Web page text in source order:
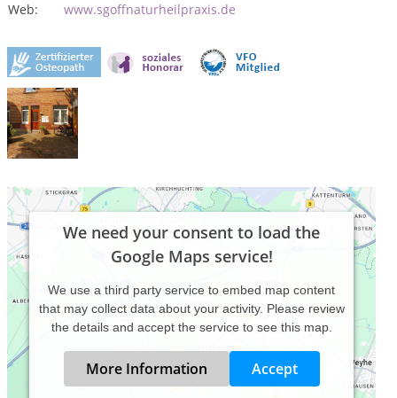
Web:
www.sgoffnaturheilpraxis.de
We need your consent to load the
Google Maps service!
We use a third party service to embed map content
that may collect data about your activity. Please review
the details and accept the service to see this map.
More Information Accept